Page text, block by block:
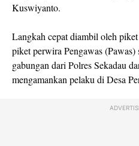
Kuswiyanto.
Langkah cepat diambil oleh
piket perwira Pengawas (Pawas)
gabungan dari Polres Sekadau
mengamankan pelaku di Desa